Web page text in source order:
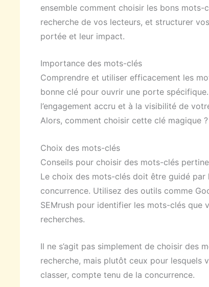
ensemble comment choisir les bons mots-
recherche de vos lecteurs, et structurer
portée et leur impact.
Importance des mots-clés
Comprendre et utiliser efficacement les
bonne clé pour ouvrir une porte
l’engagement accru et à la visibilité de
Alors, comment choisir cette clé magique ?
Choix des mots-clés
Conseils pour choisir des mots-clés
Le choix des mots-clés doit être guidé par
concurrence. Utilisez des outils comme
SEMrush pour identifier les mots-clés que
recherches.
Il ne s’agit pas simplement de choisir des
recherche, mais plutôt ceux pour lesquels
classer, compte tenu de la concurrence.